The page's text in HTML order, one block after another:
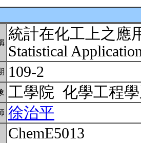
統計在化工上之應
Statistical
109-2
工學院 化學工程
徐治平
ChemE5013